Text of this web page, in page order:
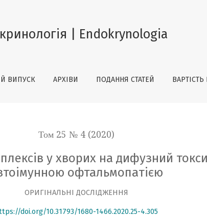
токсичний зоб, ускладнений
| Endokrynologia
ВИПУСК АРХІВИ ПОДАННЯ СТАТЕЙ ВАРТІСТЬ
Том 25 № 4 (2020)
у хворих на дифузний
офтальмопатією
ОРИГІНАЛЬНІ ДОСЛІДЖЕННЯ
doi.org/10.31793/1680-1466.2020.25-4.305